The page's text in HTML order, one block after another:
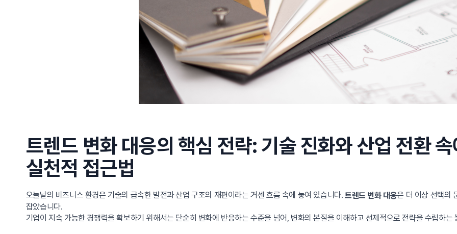
정부지원사업
트렌드 변화 대응의 핵심 전략: 기술 진화와 산업 전환
실천적 접근법
오늘날의 비즈니스 환경은 기술의 급속한 발전과 산업 구조의 재편이라는 거센 흐름 속에 놓여 있습니다. 트렌드 변화 대응은 더 이상 선택의
잡았습니다.
기업이 지속 가능한 경쟁력을 확보하기 위해서는 단순히 변화에 반응하는 수준을 넘어, 변화의 본질을 이해하고 선제적으로 전략을 수립하는